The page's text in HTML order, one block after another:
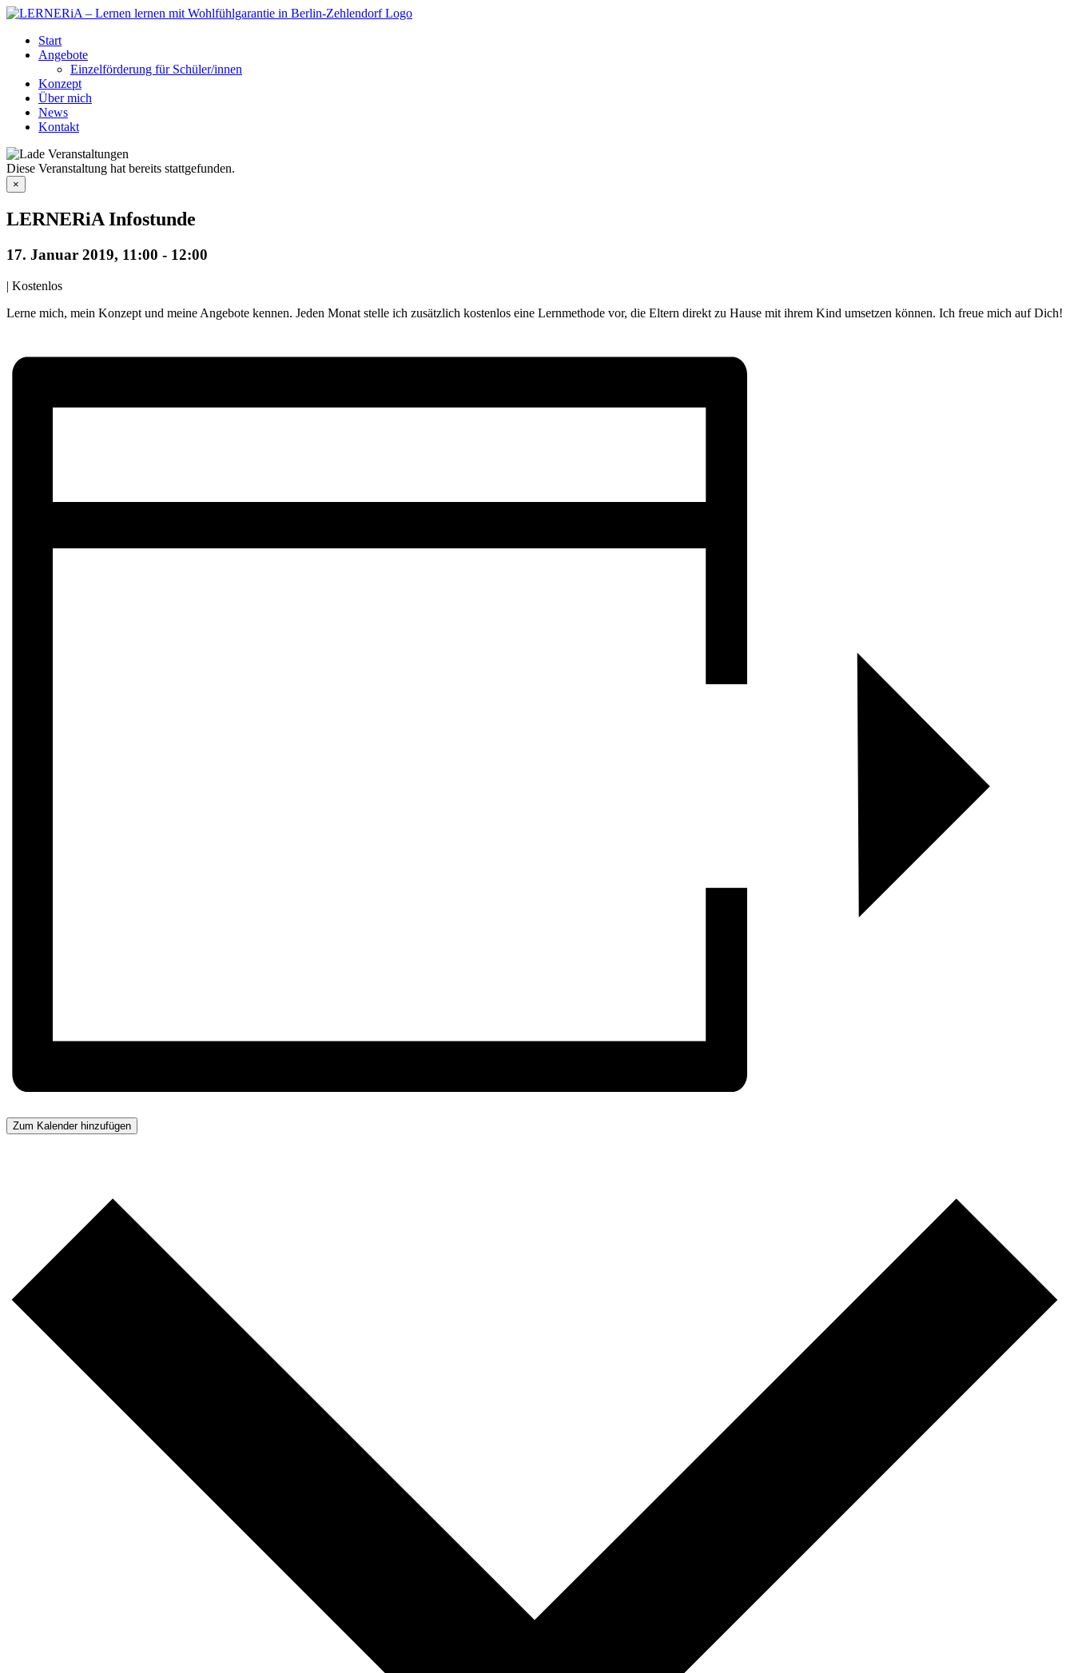
Zum
springenStart
Angebote
Einzelförderung für Schüler/innen
Konzept
Über mich
News
Kontakt
Diese Veranstaltung hat bereits stattgefunden.
×
LERNERiA Infostunde
17. Januar 2019, 11:00 - 12:00
| Kostenlos
Lerne mich, mein Konzept und meine Angebote kennen. Jeden Monat stelle ich zusätzlich kostenlos eine Lernmethode vor, die Eltern direkt zu Hause mit ihrem Kind umsetzen können. Ich freue mich auf Dich!
Zum Kalender hinzufügen